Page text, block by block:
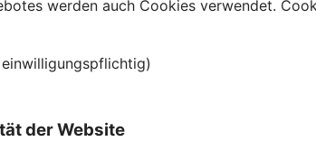
werden auch Cookies verwendet.
der Website